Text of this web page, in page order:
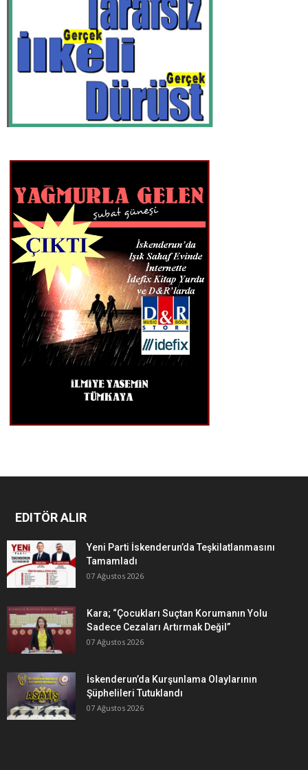
EDITÖR ALIR
Yeni Parti İskenderun’da Teşkilatlanmasını
Tamamladı
07 Ağustos 2026
Kara; “Çocukları Suçtan Korumanın Yolu
Sadece Cezaları Artırmak Değil”
07 Ağustos 2026
İskenderun’da Kurşunlama Olaylarının
Şüphelileri Tutuklandı
07 Ağustos 2026